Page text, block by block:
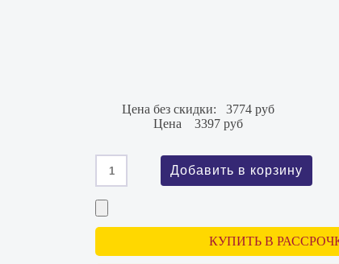
Цена без скидки:
3774 руб
Цена
3397 руб
КУПИТЬ В